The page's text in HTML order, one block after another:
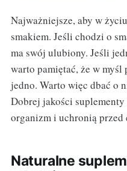
Najważniejsze, aby w
smakiem. Jeśli chodzi o
ma swój ulubiony. Jeśli
warto pamiętać, że w
jedno. Warto więc dbać o
Dobrej jakości
organizm i uchronią przed
Naturalne